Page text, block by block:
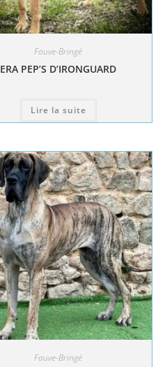
Fauve-Bringé
ERA PEP’S D’IRONGUARD
Lire la suite
Fauve-Bringé